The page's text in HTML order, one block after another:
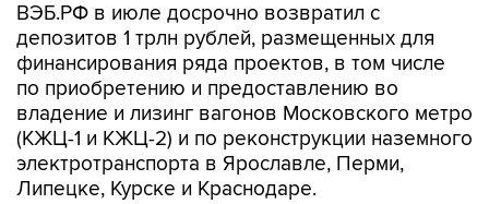
ВЭБ.РФ в июле досрочно возвратил с
депозитов 1 трлн рублей, размещенных для
финансирования ряда проектов, в том числе
по приобретению и предоставлению во
владение и лизинг вагонов Московского метро
(КЖЦ-1 и КЖЦ-2) и по реконструкции наземного
электротранспорта в Ярославле, Перми,
Липецке, Курске и Краснодаре.